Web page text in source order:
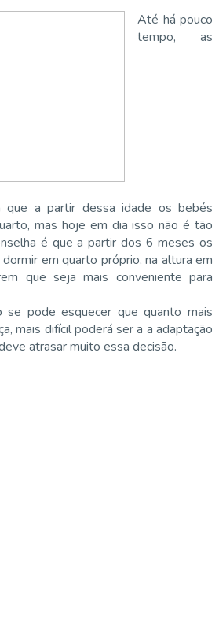
Até há pouco
tempo, as
que a partir dessa idade os bebés
mas hoje em dia isso não é tão
é que a partir dos 6 meses os
em quarto próprio, na altura em
que seja mais conveniente para
se pode esquecer que quanto mais
mais difícil poderá ser a a adaptação
atrasar muito essa decisão.